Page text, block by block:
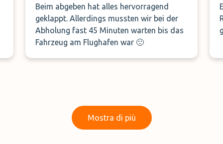
Beim abgeben hat alles hervorragend
geklappt. Allerdings mussten wir bei der
Abholung fast 45 Minuten warten bis das
Fahrzeug am Flughafen war 🙁
Mostra di più